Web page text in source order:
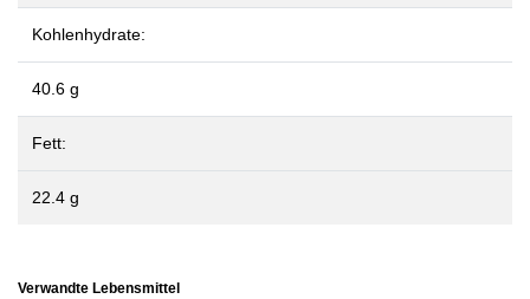
Kohlenhydrate:
40.6 g
Fett:
22.4 g
Verwandte Lebensmittel